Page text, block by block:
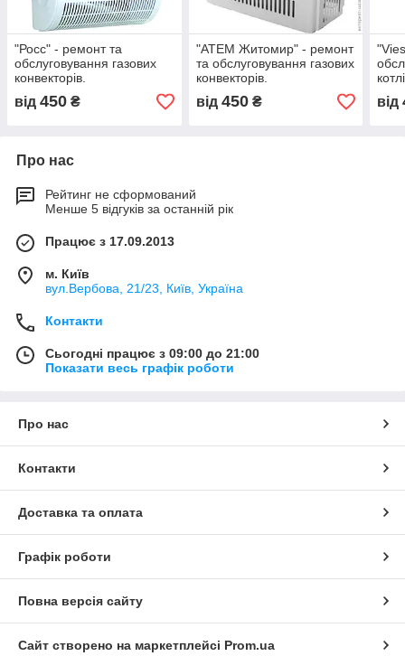
"Росс" - ремонт та
обслуговування газових
конвекторів.
від 450 ₴
"АТЕМ Житомир" - ремонт
та обслуговування газових
конвекторів.
від 450₴ від
Про нас
Рейтинг не сформований
Менше 5 відгуків за останній рік
Працює з 17.09.2013
м. Київ
вул.Вербова, 21/23, Київ, Україна
Контакти
Сьогодні працює з 09:00 до 21:00
Показати весь графік роботи
Про нас
Контакти
Доставка та оплата
Графік роботи
Повна версія сайту
Сайт створено на маркетплейсі Prom.ua